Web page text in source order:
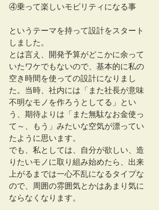
④乗って楽しいモビリティになる事
というテーマを持って設計をスタート
しました。
とは言え、開発予算がどこかに余って
いたワケでもないので、基本的に私の
空き時間を使っての設計になりまし
た。当時、社内には「また社長が意味
不明なモノを作ろうとしてる」とい
う、期待よりは「また無駄なお金使っ
て～、もう」みたいな空気が漂ってい
たように思います。
でも、私としては、自分が欲しい、造
りたいモノに取り組み始めたら、出来
上がるまでは一心不乱になるタイプな
ので、周囲の雰囲気とかはあまり気に
ならなくなります。